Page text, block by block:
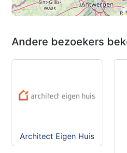
Andere bezoekers
Architect Eigen Huis